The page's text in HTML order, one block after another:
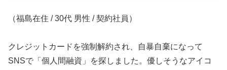
（福島在住 / 30代 男性 / 契約社員）
クレジットカードを強制解約され、自暴自棄になって
SNSで「個人間融資」を探しました。優しそうなアイコ